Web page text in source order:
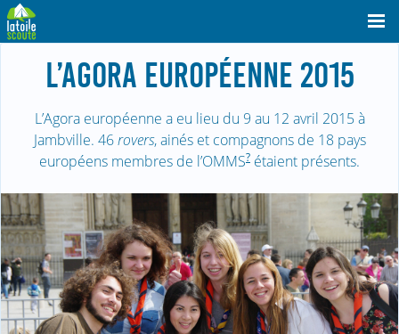
L’AGORA EUROPÉENNE 2015
L’Agora européenne a eu lieu du 9 au 12 avril 2015 à
Jambville. 46rovers, ainés et compagnons de 18 pays
européens membres de l’OMMS? étaient présents.